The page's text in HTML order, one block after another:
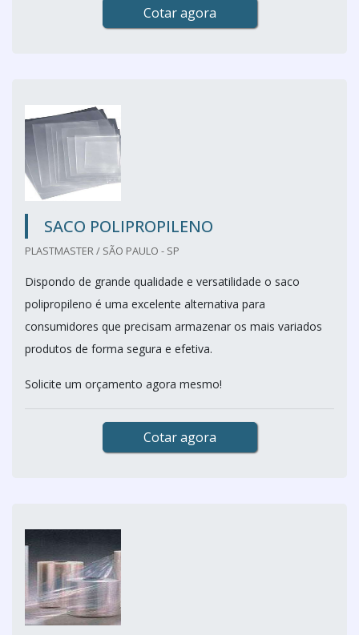
Cotar agora
SACO POLIPROPILENO
PLASTMASTER / SÃO PAULO - SP
Dispondo de grande qualidade e versatilidade o saco
polipropileno é uma excelente alternativa para
consumidores que precisam armazenar os mais variados
produtos de forma segura e efetiva.
Solicite um orçamento agora mesmo!
Cotar agora